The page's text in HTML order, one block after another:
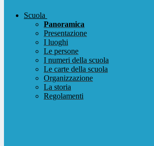
Scuola
Panoramica
Presentazione
I luoghi
Le persone
I numeri della scuola
Le carte della scuola
Organizzazione
La storia
Regolamenti